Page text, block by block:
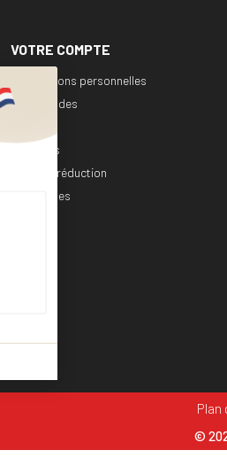
VOTRE COMPTE
Informations personnelles
Commandes
Adresses
Bons de réduction
Mes alertes
Plan
©